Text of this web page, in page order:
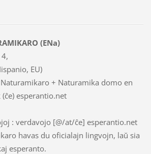
(ENa)
EU)
+ Naturamika domo en
esperantio.net
: verdavojo [@/at/ĉe] esperantio.net
havas du oficialajn lingvojn, laŭ sia
esperanto.